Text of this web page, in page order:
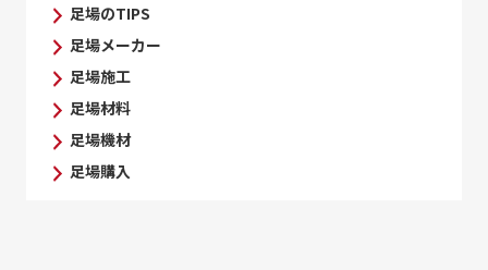
足場のTIPS
足場メーカー
足場施工
足場材料
足場機材
足場購入